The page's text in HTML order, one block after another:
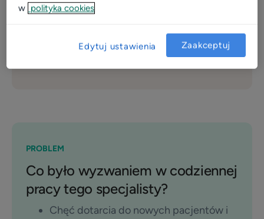
269
umówionych wizyt przez pacjentów dzięki
Profilowi Wyróżnionemu w 2022 roku
PROBLEM
Co było wyzwaniem w codziennej
pracy tego specjalisty?
Chęć dotarcia do nowych pacjentów i
w polityka cookies
Edytuj ustawienia Zaakceptuj